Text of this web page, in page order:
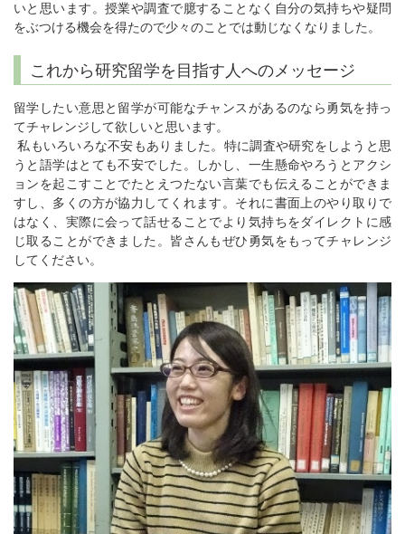
いと思います。授業や調査で臆することなく自分の気持ちや疑問
をぶつける機会を得たので少々のことでは動じなくなりました。
これから研究留学を目指す人へのメッセージ
留学したい意思と留学が可能なチャンスがあるのなら勇気を持っ
てチャレンジして欲しいと思います。
私もいろいろな不安もありました。特に調査や研究をしようと思
うと語学はとても不安でした。しかし、一生懸命やろうとアクシ
ョンを起こすことでたとえつたない言葉でも伝えることができま
すし、多くの方が協力してくれます。それに書面上のやり取りで
はなく、実際に会って話せることでより気持ちをダイレクトに感
じ取ることができました。皆さんもぜひ勇気をもってチャレンジ
してください。